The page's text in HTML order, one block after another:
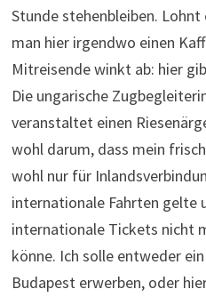
Stunde stehenbleiben. Lohnt
man hier irgendwo einen
Mitreisende winkt ab: hier
Die ungarische
veranstaltet einen
wohl darum, dass mein
wohl nur für
internationale Fahrten gelte
internationale Tickets nicht
könne. Ich solle entweder
Budapest erwerben, oder